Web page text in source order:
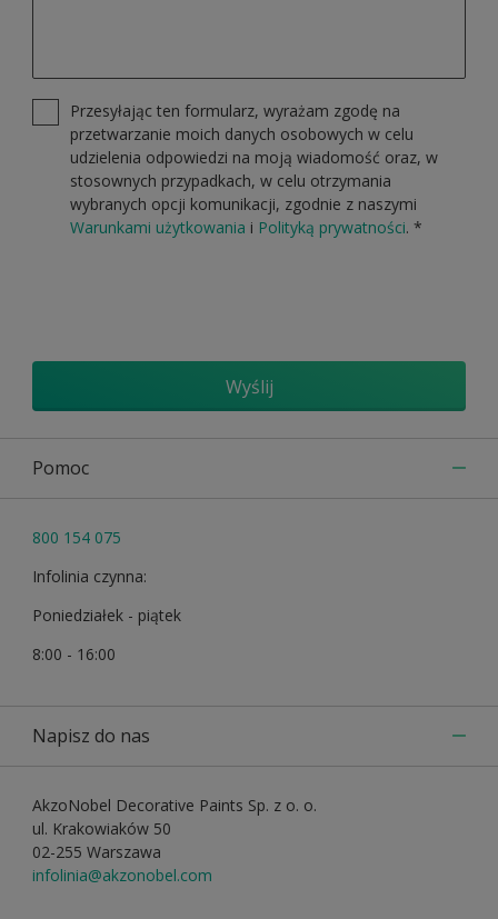
Przesyłając ten formularz, wyrażam zgodę na
przetwarzanie moich danych osobowych w celu
udzielenia odpowiedzi na moją wiadomość oraz, w
stosownych przypadkach, w celu otrzymania
wybranych opcji komunikacji, zgodnie z naszymi
Warunkami użytkowania i Polityką prywatności. *
Wyślij
Pomoc
800 154 075
Infolinia czynna:
Poniedziałek - piątek
8:00 - 16:00
Napisz do nas
AkzoNobel Decorative Paints Sp. z o. o.
ul. Krakowiaków 50
02-255 Warszawa
infolinia@akzonobel.com